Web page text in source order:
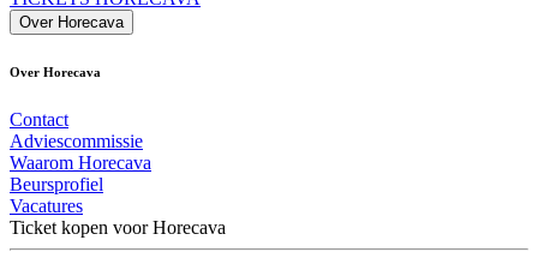
Over Horecava
Over Horecava
Contact
Adviescommissie
Waarom Horecava
Beursprofiel
Vacatures
Ticket kopen voor Horecava